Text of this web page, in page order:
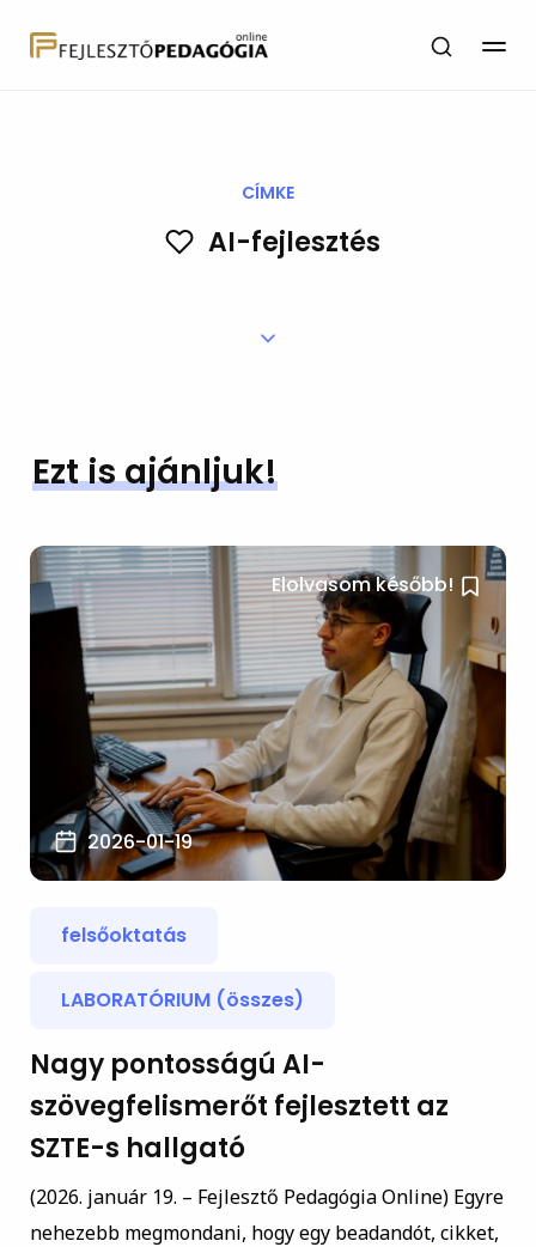
CÍMKE
AI-fejlesztés
Ezt is ajánljuk!
Elolvasom később!
2026-01-19
felsőoktatás
LABORATÓRIUM (összes)
Nagy pontosságú AI-
szövegfelismerőt fejlesztett az
SZTE-s hallgató
(2026. január 19. – Fejlesztő Pedagógia Online) Egyre
nehezebb megmondani, hogy egy beadandót, cikket,